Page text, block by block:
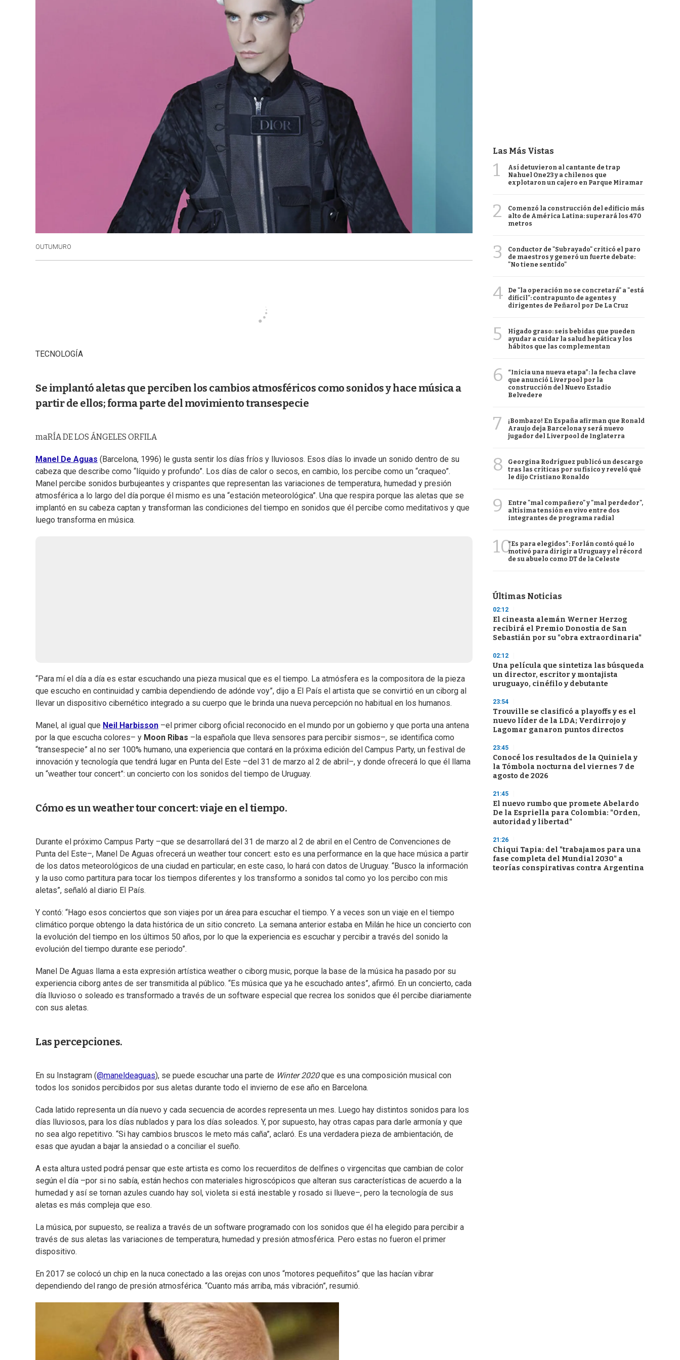
OUTUMURO
TECNOLOGÍA
Se implantó aletas que perciben los cambios atmosféricos como sonidos y hace música a
partir de ellos; forma parte del movimiento transespecie
maRÍA DE LOS ÁNGELES ORFILA
Manel De Aguas (Barcelona, 1996) le gusta sentir los días fríos y lluviosos. Esos días lo invade un sonido dentro de su
cabeza que describe como “líquido y profundo”. Los días de calor o secos, en cambio, los percibe como un “craqueo”.
Manel percibe sonidos burbujeantes y crispantes que representan las variaciones de temperatura, humedad y presión
atmosférica a lo largo del día porque él mismo es una “estación meteorológica”. Una que respira porque las aletas que se
implantó en su cabeza captan y transforman las condiciones del tiempo en sonidos que él percibe como meditativos y que
luego transforma en música.
“Para mí el día a día es estar escuchando una pieza musical que es el tiempo. La atmósfera es la compositora de la pieza
que escucho en continuidad y cambia dependiendo de adónde voy”, dijo a El País el artista que se convirtió en un ciborg al
llevar un dispositivo cibernético integrado a su cuerpo que le brinda una nueva percepción no habitual en los humanos.
Manel, al igual que Neil Harbisson –el primer ciborg oficial reconocido en el mundo por un gobierno y que porta una antena
por la que escucha colores– y Moon Ribas –la española que lleva sensores para percibir sismos–, se identifica como
“transespecie” al no ser 100% humano, una experiencia que contará en la próxima edición del Campus Party, un festival de
innovación y tecnología que tendrá lugar en Punta del Este –del 31 de marzo al 2 de abril–, y donde ofrecerá lo que él llama
un “weather tour concert”: un concierto con los sonidos del tiempo de Uruguay.
Cómo es un weather tour concert: viaje en el tiempo.
Durante el próximo Campus Party –que se desarrollará del 31 de marzo al 2 de abril en el Centro de Convenciones de
Punta del Este–, Manel De Aguas ofrecerá un weather tour concert: esto es una performance en la que hace música a partir
de los datos meteorológicos de una ciudad en particular; en este caso, lo hará con datos de Uruguay. “Busco la información
y la uso como partitura para tocar los tiempos diferentes y los transformo a sonidos tal como yo los percibo con mis
aletas”, señaló al diario El País.
Y contó: “Hago esos conciertos que son viajes por un área para escuchar el tiempo. Y a veces son un viaje en el tiempo
climático porque obtengo la data histórica de un sitio concreto. La semana anterior estaba en Milán he hice un concierto con
la evolución del tiempo en los últimos 50 años, por lo que la experiencia es escuchar y percibir a través del sonido la
evolución del tiempo durante ese periodo”.
Manel De Aguas llama a esta expresión artística weather o ciborg music, porque la base de la música ha pasado por su
experiencia ciborg antes de ser transmitida al público. “Es música que ya he escuchado antes”, afirmó. En un concierto, cada
día lluvioso o soleado es transformado a través de un software especial que recrea los sonidos que él percibe diariamente
con sus aletas.
Las percepciones.
En su Instagram (@maneldeaguas), se puede escuchar una parte de Winter 2020que es una composición musical con
todos los sonidos percibidos por sus aletas durante todo el invierno de ese año en Barcelona.
Cada latido representa un día nuevo y cada secuencia de acordes representa un mes. Luego hay distintos sonidos para los
días lluviosos, para los días nublados y para los días soleados. Y, por supuesto, hay otras capas para darle armonía y que
no sea algo repetitivo. “Si hay cambios bruscos le meto más caña”, aclaró. Es una verdadera pieza de ambientación, de
esas que ayudan a bajar la ansiedad o a conciliar el sueño.
A esta altura usted podrá pensar que este artista es como los recuerditos de delfines o virgencitas que cambian de color
según el día –por si no sabía, están hechos con materiales higroscópicos que alteran sus características de acuerdo a la
humedad y así se tornan azules cuando hay sol, violeta si está inestable y rosado si llueve–, pero la tecnología de sus
aletas es más compleja que eso.
La música, por supuesto, se realiza a través de un software programado con los sonidos que él ha elegido para percibir a
través de sus aletas las variaciones de temperatura, humedad y presión atmosférica. Pero estas no fueron el primer
dispositivo.
En 2017 se colocó un chip en la nuca conectado a las orejas con unos “motores pequeñitos” que las hacían vibrar
dependiendo del rango de presión atmosférica. “Cuanto más arriba, más vibración”, resumió.
Las Más Vistas
1
Así detuvieron al cantante de trap
Nahuel One23 y a chilenos que
explotaron un cajero en Parque Miramar
2
Comenzó la construcción del edificio más
alto de América Latina: superará los 470
metros
3
Conductor de "Subrayado" criticó el paro
de maestros y generó un fuerte debate:
"No tiene sentido"
4
De "la operación no se concretará" a "está
difícil": contrapunto de agentes y
dirigentes de Peñarol por De La Cruz
5
Hígado graso: seis bebidas que pueden
ayudar a cuidar la salud hepática y los
hábitos que las complementan
6
“Inicia una nueva etapa”: la fecha clave
que anunció Liverpool por la
construcción del Nuevo Estadio
Belvedere
7
¡Bombazo! En España afirman que Ronald
Araujo deja Barcelona y será nuevo
jugador del Liverpool de Inglaterra
8
Georgina Rodríguez publicó un descargo
tras las críticas por su físico y reveló qué
le dijo Cristiano Ronaldo
9
Entre "mal compañero" y "mal perdedor",
altísima tensión en vivo entre dos
integrantes de programa radial
10“Es para elegidos”: Forlán contó qué lo
motivó para dirigir a Uruguay y el récord
de su abuelo como DT de la Celeste
Últimas Noticias
02:12
El cineasta alemán Werner Herzog
recibirá el Premio Donostia de San
Sebastián por su "obra extraordinaria"
02:12
Una película que sintetiza las búsqueda
un director, escritor y montajista
uruguayo, cinéfilo y debutante
23:54
Trouville se clasificó a playoffs y es el
nuevo líder de la LDA; Verdirrojo y
Lagomar ganaron puntos directos
23:45
Conocé los resultados de la Quiniela y
la Tómbola nocturna del viernes 7 de
agosto de 2026
21:45
El nuevo rumbo que promete Abelardo
De la Espriella para Colombia: "Orden,
autoridad y libertad"
21:26
Chiqui Tapia: del "trabajamos para una
fase completa del Mundial 2030" a
teorías conspirativas contra Argentina